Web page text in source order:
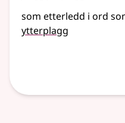
som etterledd i ord
ytterplagg